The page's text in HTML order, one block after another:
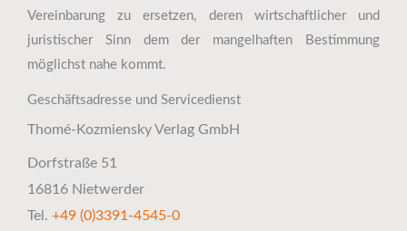
Vereinbarung zu ersetzen, deren wirtschaftlicher und
juristischer Sinn dem der mangelhaften Bestimmung
möglichst nahe kommt.
Geschäftsadresse und Servicedienst
Thomé-Kozmiensky Verlag GmbH
Dorfstraße 51
16816 Nietwerder
Tel. +49 (0)3391-4545-0